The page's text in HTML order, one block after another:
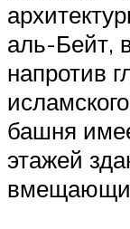
аль-Бейт,
напротив
башня
этажей